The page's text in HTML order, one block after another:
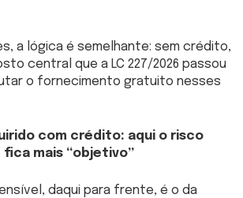
a lógica é semelhante: sem crédito,
central que a LC 227/2026 passou
o fornecimento gratuito nesses
com crédito: aqui o risco
fica mais “objetivo”
daqui para frente, é o da